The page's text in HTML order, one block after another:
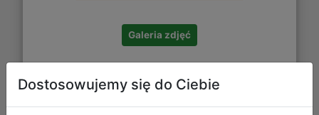
Galeria zdjęć
Dostosowujemy się do Ciebie